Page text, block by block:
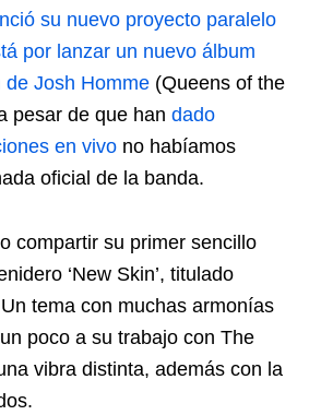
su nuevo proyecto paralelo
por lanzar un nuevo álbum
de Josh Homme (Queens of the
pesar de que han dado
en vivo no habíamos
oficial de la banda.
compartir su primer sencillo
‘New Skin’, titulado
Un tema con muchas armonías
poco a su trabajo con The
vibra distinta, además con la